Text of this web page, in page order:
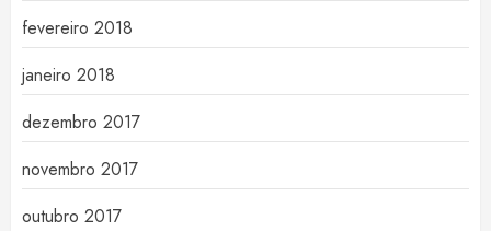
fevereiro 2018
janeiro 2018
dezembro 2017
novembro 2017
outubro 2017